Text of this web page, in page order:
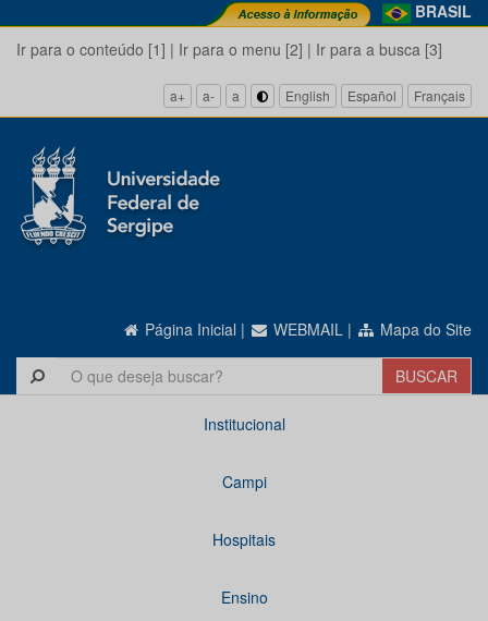
BRASIL
Ir para o conteúdo [1] | Ir para o menu [2] | Ir para a busca [3]
a+ a- a English Español Français
Página Inicial | WEBMAIL | Mapa do Site
Institucional
Campi
Hospitais
Ensino